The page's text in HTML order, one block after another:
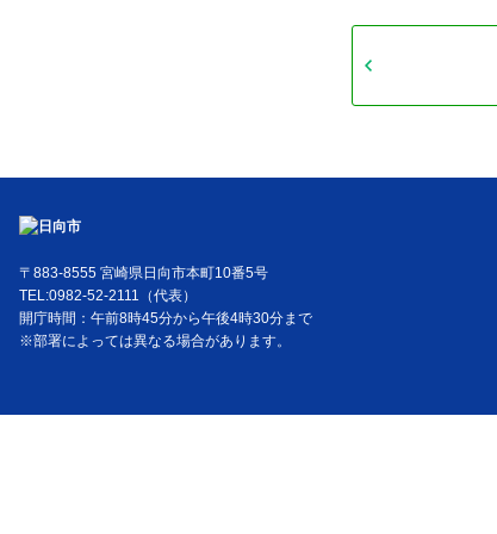
〒883-8555 宮崎県日向市本町10番5号
TEL:0982-52-2111（代表）
開庁時間：午前8時45分から午後4時30分まで
※部署によっては異なる場合があります。